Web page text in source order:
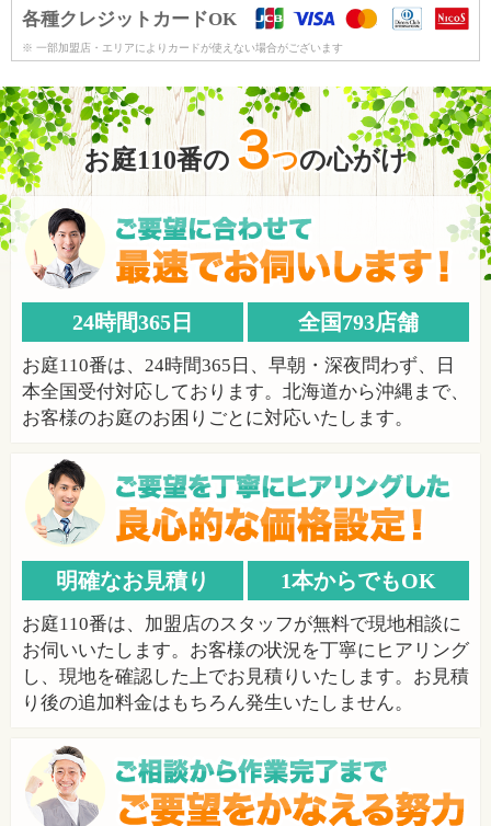
各種クレジットカードOK
※ 一部加盟店・エリアによりカードが使えない場合がございます
お庭110番の３つの心がけ
24時間365日 全国793店舗
お庭110番は、24時間365日、早朝・深夜問わず、日
本全国受付対応しております。北海道から沖縄まで、
お客様のお庭のお困りごとに対応いたします。
明確なお見積り 1本からでもOK
お庭110番は、加盟店のスタッフが無料で現地相談に
お伺いいたします。お客様の状況を丁寧にヒアリング
し、現地を確認した上でお見積りいたします。お見積
り後の追加料金はもちろん発生いたしません。